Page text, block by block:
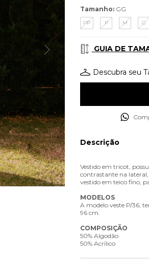
Tamanho: GG
PP P M G
GUIA DE
Descubra seu
Descrição
Vestido em tricot,
contrastante na
vestido em teico fino,
MODELOS
A modelo veste P/36,
96 cm.
COMPOSIÇÃO
50% Algodão
50% Acrílico